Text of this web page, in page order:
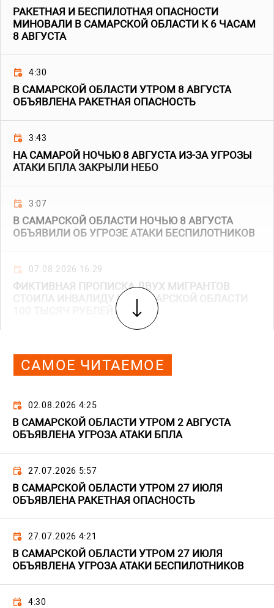
РАКЕТНАЯ И БЕСПИЛОТНАЯ ОПАСНОСТИ
МИНОВАЛИ В САМАРСКОЙ ОБЛАСТИ К 6 ЧАСАМ
8 АВГУСТА
4:30
В САМАРСКОЙ ОБЛАСТИ УТРОМ 8 АВГУСТА
ОБЪЯВЛЕНА РАКЕТНАЯ ОПАСНОСТЬ
3:43
НА САМАРОЙ НОЧЬЮ 8 АВГУСТА ИЗ-ЗА УГРОЗЫ
АТАКИ БПЛА ЗАКРЫЛИ НЕБО
3:07
В САМАРСКОЙ ОБЛАСТИ НОЧЬЮ 8 АВГУСТА
ОБЪЯВИЛИ ОБ УГРОЗЕ АТАКИ БЕСПИЛОТНИКОВ
07.08.2026 16:29
ФИКТИВНАЯ ПРОПИСКА ДВУХ МИГРАНТОВ
СТОИЛА ИНВАЛИДУ ИЗ САМАРСКОЙ ОБЛАСТИ
САМОЕ ЧИТАЕМОЕ
02.08.2026 4:25
В САМАРСКОЙ ОБЛАСТИ УТРОМ 2 АВГУСТА
ОБЪЯВЛЕНА УГРОЗА АТАКИ БПЛА
27.07.2026 5:57
В САМАРСКОЙ ОБЛАСТИ УТРОМ 27 ИЮЛЯ
ОБЪЯВЛЕНА РАКЕТНАЯ ОПАСНОСТЬ
27.07.2026 4:21
В САМАРСКОЙ ОБЛАСТИ УТРОМ 27 ИЮЛЯ
ОБЪЯВЛЕНА УГРОЗА АТАКИ БЕСПИЛОТНИКОВ
4:30